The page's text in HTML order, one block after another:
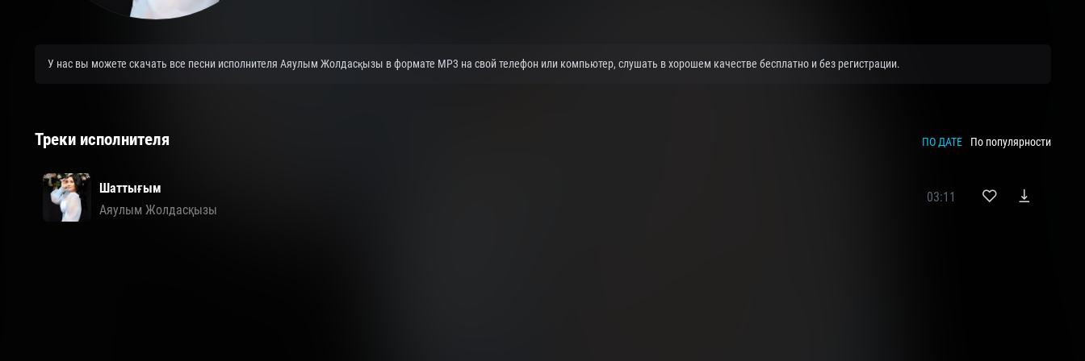
У нас вы можете скачать все песни исполнителя Аяулым Жолдасқызы в формате MP3 на свой телефон или компьютер, слушать в хорошем качестве бесплатно и без регистрации.
Треки исполнителя ПО ДАТЕ По популярности
Шаттығым
Аяулым Жолдасқызы
03:11